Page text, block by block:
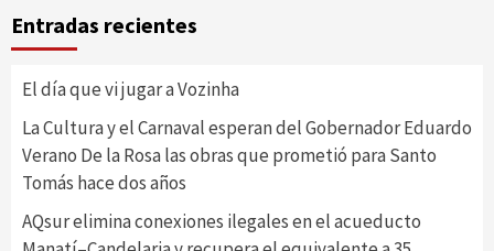
Entradas recientes
El día que vi jugar a Vozinha
La Cultura y el Carnaval esperan del Gobernador Eduardo
Verano De la Rosa las obras que prometió para Santo
Tomás hace dos años
AQsur elimina conexiones ilegales en el acueducto